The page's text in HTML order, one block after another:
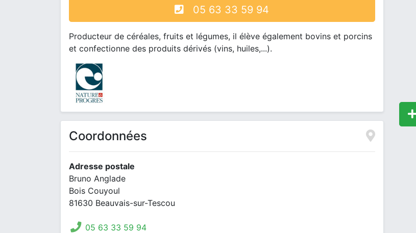
05 63 33 59 94
Producteur de céréales, fruits et légumes, il élève également bovins et porcins
et confectionne des produits dérivés (vins, huiles,...).
Coordonnées
Adresse postale
Bruno Anglade
Bois Couyoul
81630 Beauvais-sur-Tescou
05 63 33 59 94